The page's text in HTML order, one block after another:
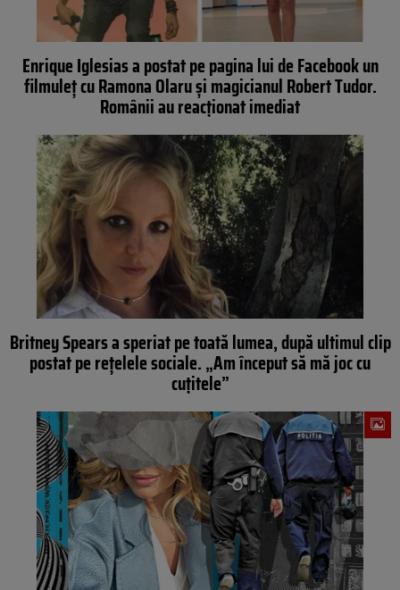
Enrique Iglesias a postat pe pagina lui de Facebook un
filmuleț cu Ramona Olaru și magicianul Robert Tudor.
Românii au reacționat imediat
Britney Spears a speriat pe toată lumea, după ultimul clip
postat pe rețelele sociale. „Am început să mă joc cu
cuțitele”